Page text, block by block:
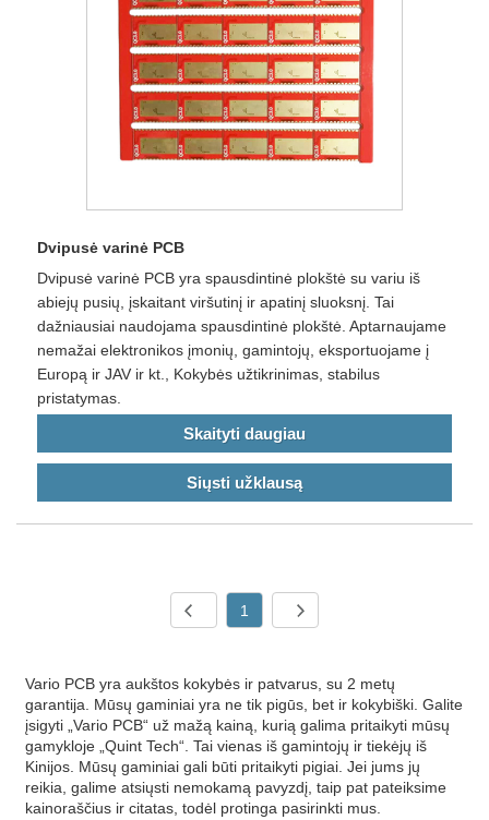
Dvipusė varinė PCB
Dvipusė varinė PCB yra spausdintinė plokštė su variu iš
abiejų pusių, įskaitant viršutinį ir apatinį sluoksnį. Tai
dažniausiai naudojama spausdintinė plokštė. Aptarnaujame
nemažai elektronikos įmonių, gamintojų, eksportuojame į
Europą ir JAV ir kt., Kokybės užtikrinimas, stabilus
pristatymas.
Skaityti daugiau
Siųsti užklausą
1
Vario PCB yra aukštos kokybės ir patvarus, su 2 metų
garantija. Mūsų gaminiai yra ne tik pigūs, bet ir kokybiški. Galite
įsigyti „Vario PCB“ už mažą kainą, kurią galima pritaikyti mūsų
gamykloje „Quint Tech“. Tai vienas iš gamintojų ir tiekėjų iš
Kinijos. Mūsų gaminiai gali būti pritaikyti pigiai. Jei jums jų
reikia, galime atsiųsti nemokamą pavyzdį, taip pat pateiksime
kainoraščius ir citatas, todėl protinga pasirinkti mus.